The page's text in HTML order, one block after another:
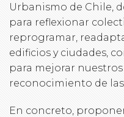
Urbanismo de Chile,
para reflexionar
reprogramar,
edificios y ciudades,
para mejorar
reconocimiento de
En concreto,